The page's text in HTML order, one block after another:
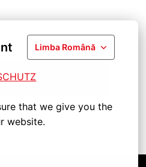
Limba Română
that we give you the
website.
paylaş